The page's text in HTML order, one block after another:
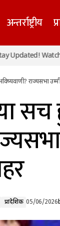
अन्तर्राष्ट्रीय
पर फोकस: युवाओं
का लाभ
Watch &
राज्यसभा
सच
प्रादेशिक 05/06/2026